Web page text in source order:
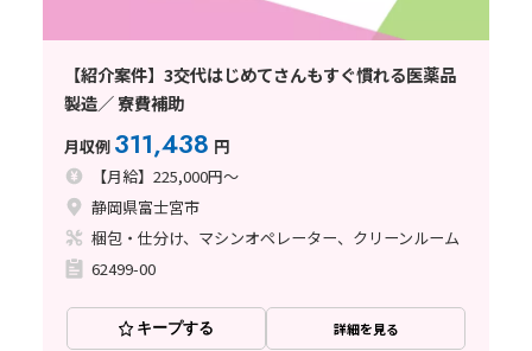
【紹介案件】3交代はじめてさんもすぐ慣れる医薬品
製造／ 寮費補助
月収例 311,438 円
【月給】225,000円～
静岡県富士宮市
梱包・仕分け、マシンオペレーター、クリーンルーム
62499-00
キープする 詳細を見る